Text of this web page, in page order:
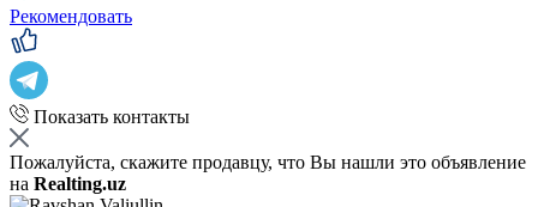
Рекомендовать
Показать контакты
Пожалуйста, скажите продавцу, что Вы нашли это объявление
на Realting.uz